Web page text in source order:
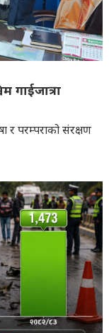
गाईजात्रा
र परम्पराको संरक्षण